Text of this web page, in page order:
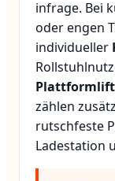
infrage. Bei
oder engen
individueller
Plattformlift
zählen
rutschfeste
Ladestation